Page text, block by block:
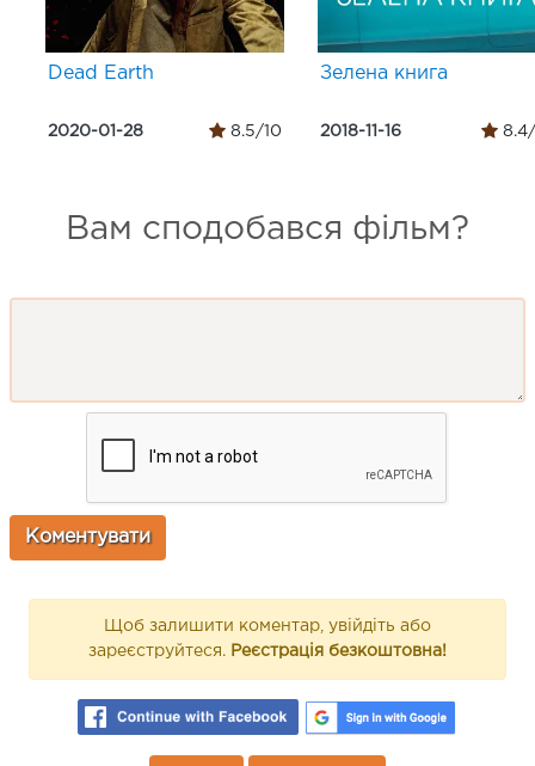
Dead Earth
2020-01-28 8.5/10
Зелена книга
2018-11-16 8.4/
Вам сподобався фільм?
Щоб залишити коментар, увійдіть або
зареєструйтеся. Реєстрація безкоштовна!